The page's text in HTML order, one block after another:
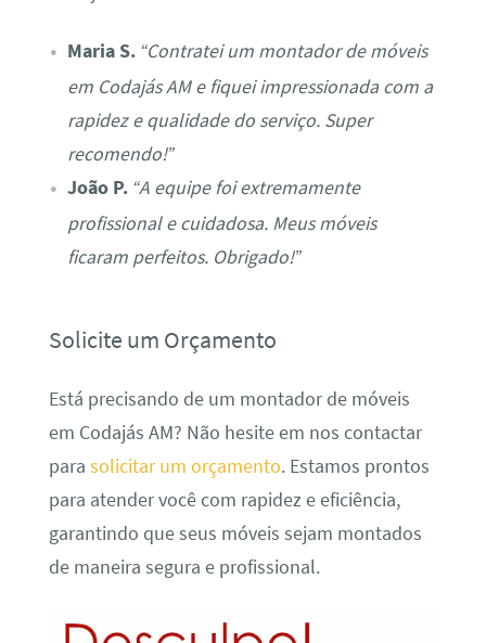
Maria S. “Contratei um montador de móveis
em Codajás AM e fiquei impressionada com a
rapidez e qualidade do serviço. Super
recomendo!”
João P. “A equipe foi extremamente
profissional e cuidadosa. Meus móveis
ficaram perfeitos. Obrigado!”
Solicite um Orçamento
Está precisando de um montador de móveis
em Codajás AM? Não hesite em nos contactar
para solicitar um orçamento. Estamos prontos
para atender você com rapidez e eficiência,
garantindo que seus móveis sejam montados
de maneira segura e profissional.